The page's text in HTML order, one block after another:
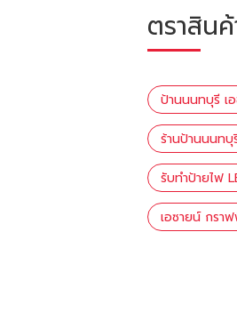
ตราสินค้
ป้านนนทบุรี เ
ร้านป้านนนท
รับทำป้ายไฟ
เอซายน์ กรา